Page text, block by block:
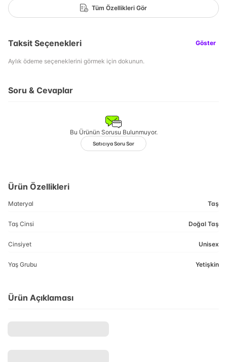
Tüm Özellikleri Gör
Taksit Seçenekleri Göster
Aylık ödeme seçeneklerini görmek için dokunun.
Soru & Cevaplar
Bu Ürünün Sorusu Bulunmuyor.
Satıcıya Soru Sor
Ürün Özellikleri
Materyal Taş
Taş Cinsi Doğal Taş
Cinsiyet Unisex
Yaş Grubu Yetişkin
Ürün Açıklaması